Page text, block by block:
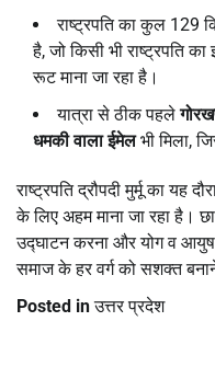
राष्ट्रपति का कुल 129
है, जो किसी भी राष्ट्रपति
रूट माना जा रहा है।
यात्रा से ठीक पहले
धमकी वाला ईमेलभी मिला,
राष्ट्रपति द्रौपदी मुर्मू का यह
के लिए अहम माना जा रहा है।
उद्घाटन करना और योग व
समाज के हर वर्ग को सशक्त
Posted inउत्तर प्रदेश